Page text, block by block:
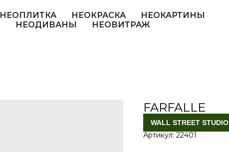
НЕОПЛИТКА НЕОКРАСКА
НЕОКАРТИНЫ
НЕОДИВАНЫ
НЕОВИТРАЖ
FARFALLE
WALL STREET STUDIO
Артикул: 22401